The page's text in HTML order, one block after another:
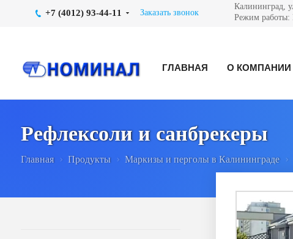
+7 (4012) 93-44-11 Заказать звонок
Калининград,
Режим работы:
ГЛАВНАЯ О КОМПАНИИ
Рефлексоли и санбрекеры
Главная Продукты Маркизы и перголы в Калининграде